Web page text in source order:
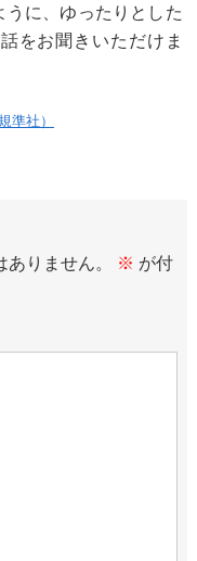
に、ゆったりとした
をお聞きいただけま
準社）
りません。 ※ が付